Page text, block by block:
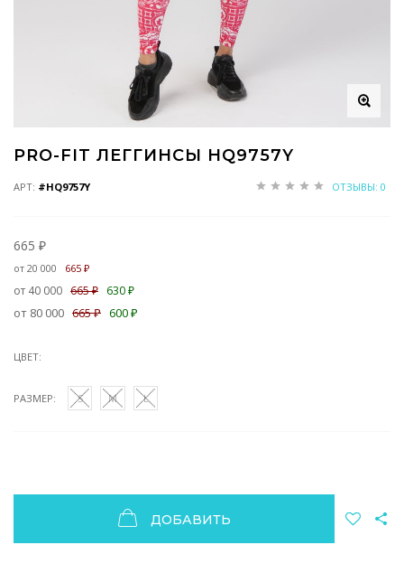
PRO-FIT ЛЕГГИНСЫ HQ9757Y
АРТ: #HQ9757Y ОТЗЫВЫ: 0
665 ₽
от 20 000 665 ₽
от 40 000 665 ₽ 630 ₽
от 80 000 665 ₽ 600 ₽
ЦВЕТ:
РАЗМЕР: S M L
ДОБАВИТЬ